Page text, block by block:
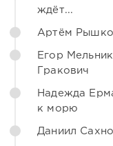
ждёт...
Артём
Егор
Гракович
Надежда
к морю
Даниил